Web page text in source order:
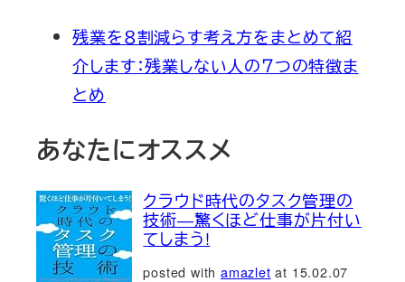
残業を８割減らす考え方をまとめて紹
介します：残業しない人の７つの特徴ま
とめ
あなたにオススメ
クラウド時代のタスク管理の
技術―驚くほど仕事が片付い
てしまう!
posted with amazlet at 15.02.07